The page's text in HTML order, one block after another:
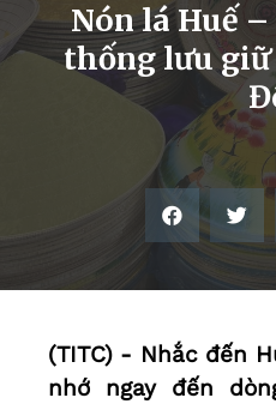
Nón lá Huế
thống lưu giữ
(TITC) - Nhắc đến
nhớ ngay đến